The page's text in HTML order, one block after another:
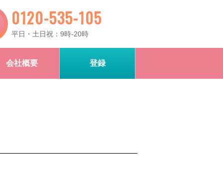
0120-535-105
平日・土日祝：9時-20時
会社概要 登録